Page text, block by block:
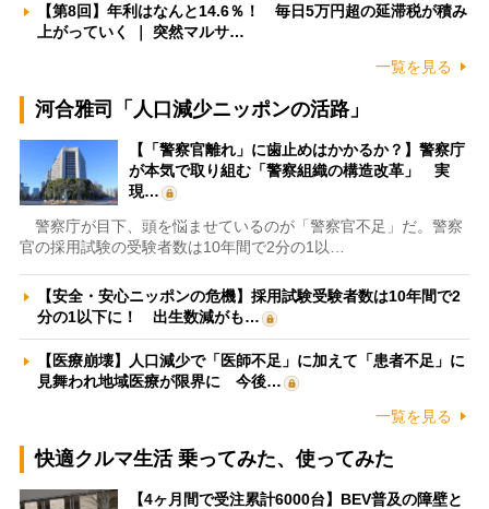
【第8回】年利はなんと14.6％！ 毎日5万円超の延滞税が積み
上がっていく ｜ 突然マルサ…
一覧を見る
河合雅司「人口減少ニッポンの活路」
【「警察官離れ」に歯止めはかかるか？】警察庁
が本気で取り組む「警察組織の構造改革」 実
現…
警察庁が目下、頭を悩ませているのが「警察官不足」だ。警察
官の採用試験の受験者数は10年間で2分の1以…
【安全・安心ニッポンの危機】採用試験受験者数は10年間で2
分の1以下に！ 出生数減がも…
【医療崩壊】人口減少で「医師不足」に加えて「患者不足」に
見舞われ地域医療が限界に 今後…
一覧を見る
快適クルマ生活 乗ってみた、使ってみた
【4ヶ月間で受注累計6000台】BEV普及の障壁と